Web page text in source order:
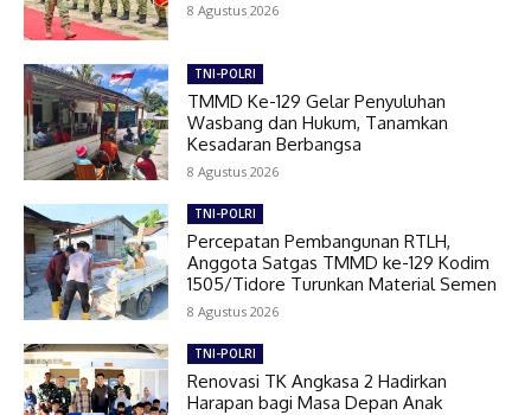
8 Agustus 2026
TNI-POLRI
TMMD Ke-129 Gelar Penyuluhan
Wasbang dan Hukum, Tanamkan
Kesadaran Berbangsa
8 Agustus 2026
TNI-POLRI
Percepatan Pembangunan RTLH,
Anggota Satgas TMMD ke-129 Kodim
1505/Tidore Turunkan Material Semen
8 Agustus 2026
TNI-POLRI
Renovasi TK Angkasa 2 Hadirkan
Harapan bagi Masa Depan Anak